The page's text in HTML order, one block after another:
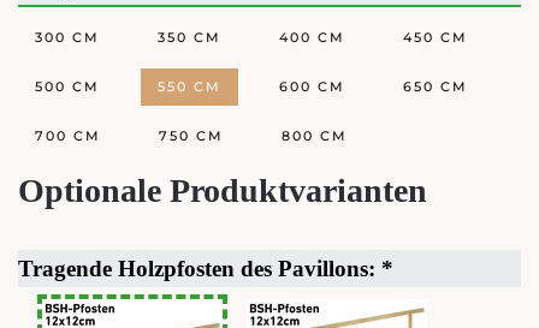
300 CM 350 CM 400 CM 450 CM
500 CM 550 CM 600 CM 650 CM
700 CM 750 CM 800 CM
Optionale Produktvarianten
Tragende Holzpfosten des Pavillons: *